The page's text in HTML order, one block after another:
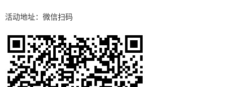
活动地址：微信扫码